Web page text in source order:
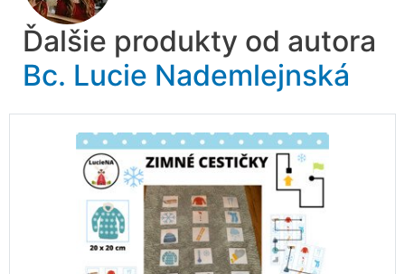
Ďalšie produkty od autora
Bc. Lucie Nademlejnská